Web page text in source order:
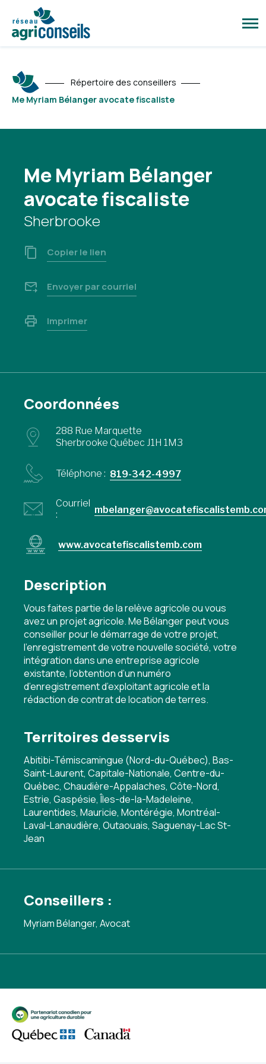
la
Répertoire des conseillers
Me Myriam Bélanger avocate fiscaliste
Me Myriam Bélanger
avocate fiscaliste
Sherbrooke
Copier le lien
Envoyer par courriel
Imprimer
Coordonnées
288 Rue Marquette
Sherbrooke Québec J1H 1M3
Téléphone : 819-342-4997
Courriel
:
www.avocatefiscalistemb.com
Description
Vous faites partie de la relève agricole ou vous
avez un projet agricole. Me Bélanger peut vous
conseiller pour le démarrage de votre projet,
l’enregistrement de votre nouvelle société, votre
intégration dans une entreprise agricole
existante, l’obtention d’un numéro
d’enregistrement d’exploitant agricole et la
rédaction de contrat de location de terres.
Territoires desservis
Abitibi-Témiscamingue (Nord-du-Québec), Bas-
Saint-Laurent, Capitale-Nationale, Centre-du-
Québec, Chaudière-Appalaches, Côte-Nord,
Estrie, Gaspésie, Îles-de-la-Madeleine,
Laurentides, Mauricie, Montérégie, Montréal-
Laval-Lanaudière, Outaouais, Saguenay-Lac St-
Jean
Conseillers :
Myriam Bélanger, Avocat